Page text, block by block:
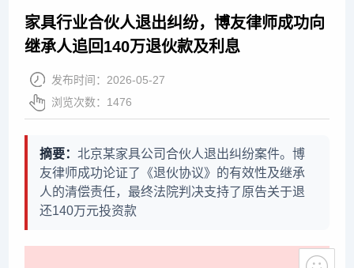
家具行业合伙人退出纠纷，博友律师成功向
继承人追回140万退伙款及利息
发布时间：2026-05-27
浏览次数： 1476
摘要：北京某家具公司合伙人退出纠纷案件。博
友律师成功论证了《退伙协议》的有效性及继承
人的清偿责任，最终法院判决支持了原告关于退
还140万元投资款